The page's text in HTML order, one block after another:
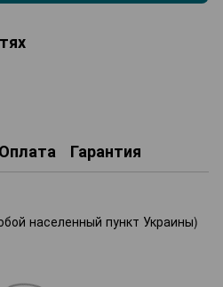
Оплата Гарантия
населенный пункт Украины)